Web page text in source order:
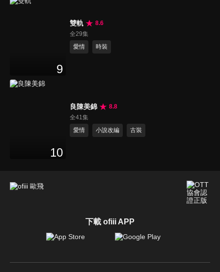
9
雙軌
8.6
全29集
愛情
時裝
10
良陳美錦
8.8
全41集
愛情
小說改編 古裝
下載 ofiii APP